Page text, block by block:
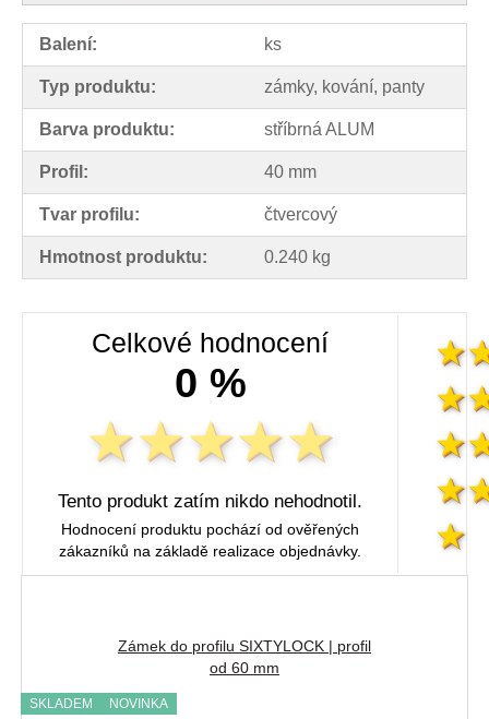
Balení: ks
Typ produktu: zámky, kování, panty
Barva produktu: stříbrná ALUM
Profil: 40 mm
Tvar profilu: čtvercový
Hmotnost produktu: 0.240 kg
Celkové hodnocení
0 %
Tento produkt zatím nikdo nehodnotil.
Hodnocení produktu pochází od ověřených
zákazníků na základě realizace objednávky.
Zámek do profilu SIXTYLOCK | profil
od 60 mm
SKLADEM NOVINKA